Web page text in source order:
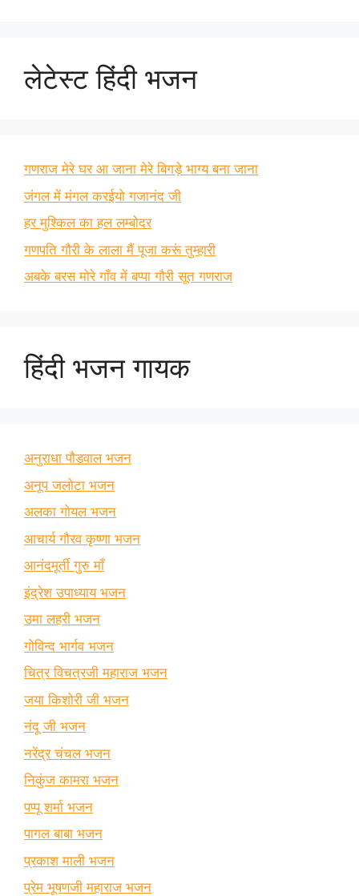
लेटेस्ट हिंदी भजन
गणराज मेरे घर आ जाना मेरे बिगड़े भाग्य बना जाना
जंगल में मंगल करईयो गजानंद जी
हर मुश्किल का हल लम्बोदर
गणपति गौरी के लाला मैं पूजा करूं तुम्हारी
अबके बरस मोरे गाँव में बप्पा गौरी सूत गणराज
हिंदी भजन गायक
अनुराधा पौडवाल भजन
अनूप जलोटा भजन
अलका गोयल भजन
आचार्य गौरव कृष्णा भजन
आनंदमूर्ती गुरु माँ
इंद्रेश उपाध्याय भजन
उमा लहरी भजन
गोविन्द भार्गव भजन
चित्र विचत्रजी महाराज भजन
जया किशोरी जी भजन
नंदू जी भजन
नरेंद्र चंचल भजन
निकुंज कामरा भजन
पप्पू शर्मा भजन
पागल बाबा भजन
प्रकाश माली भजन
प्रेम भूषणजी महाराज भजन